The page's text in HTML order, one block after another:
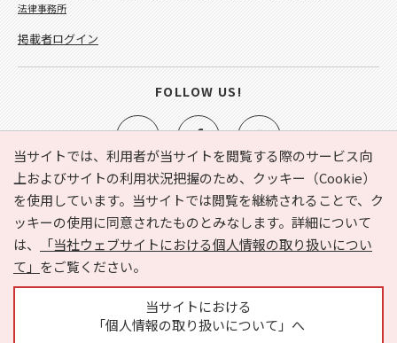
当サイトでは、利用者が当サイトを閲覧する際のサービス向
上およびサイトの利用状況把握のため、クッキー（Cookie）
を使用しています。当サイトでは閲覧を継続されることで、ク
ッキーの使用に同意されたものとみなします。詳細について
は、
「当社ウェブサイトにおける個人情報の取り扱いについ
て」 をご覧ください。
当サイトにおける
「個人情報の取り扱いについて」へ
e-NAVITA（イーナビタ）とは？ お気に入り
ヘルプ
利用規約
個人情報の取り扱いについて
運営会社
サイトマップ
広告掲載に関するお問い合わせ
法律事務所
掲載者ログイン
FOLLOW US!